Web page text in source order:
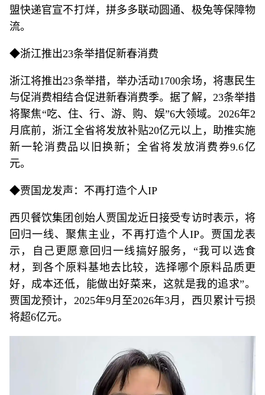
盟快递官宣不打烊，拼多多联动圆通、极兔等保障物
流。
◆浙江推出23条举措促新春消费
浙江将推出23条举措，举办活动1700余场，将惠民生
与促消费相结合促进新春消费季。据了解，23条举措
将聚焦“吃、住、行、游、购、娱”6大领域。2026年2
月底前，浙江全省将发放补贴20亿元以上，助推实施
新一轮消费品以旧换新；全省将发放消费券9.6亿
元。
◆贾国龙发声：不再打造个人IP
西贝餐饮集团创始人贾国龙近日接受专访时表示，将
回归一线、聚焦主业，不再打造个人IP。贾国龙表
示，自己更愿意回归一线搞好服务，“我可以选食
材，到各个原料基地去比较，选择哪个原料品质更
好，成本还低，能做出好菜来，这就是我的追求”。
贾国龙预计，2025年9月至2026年3月，西贝累计亏损
将超6亿元。